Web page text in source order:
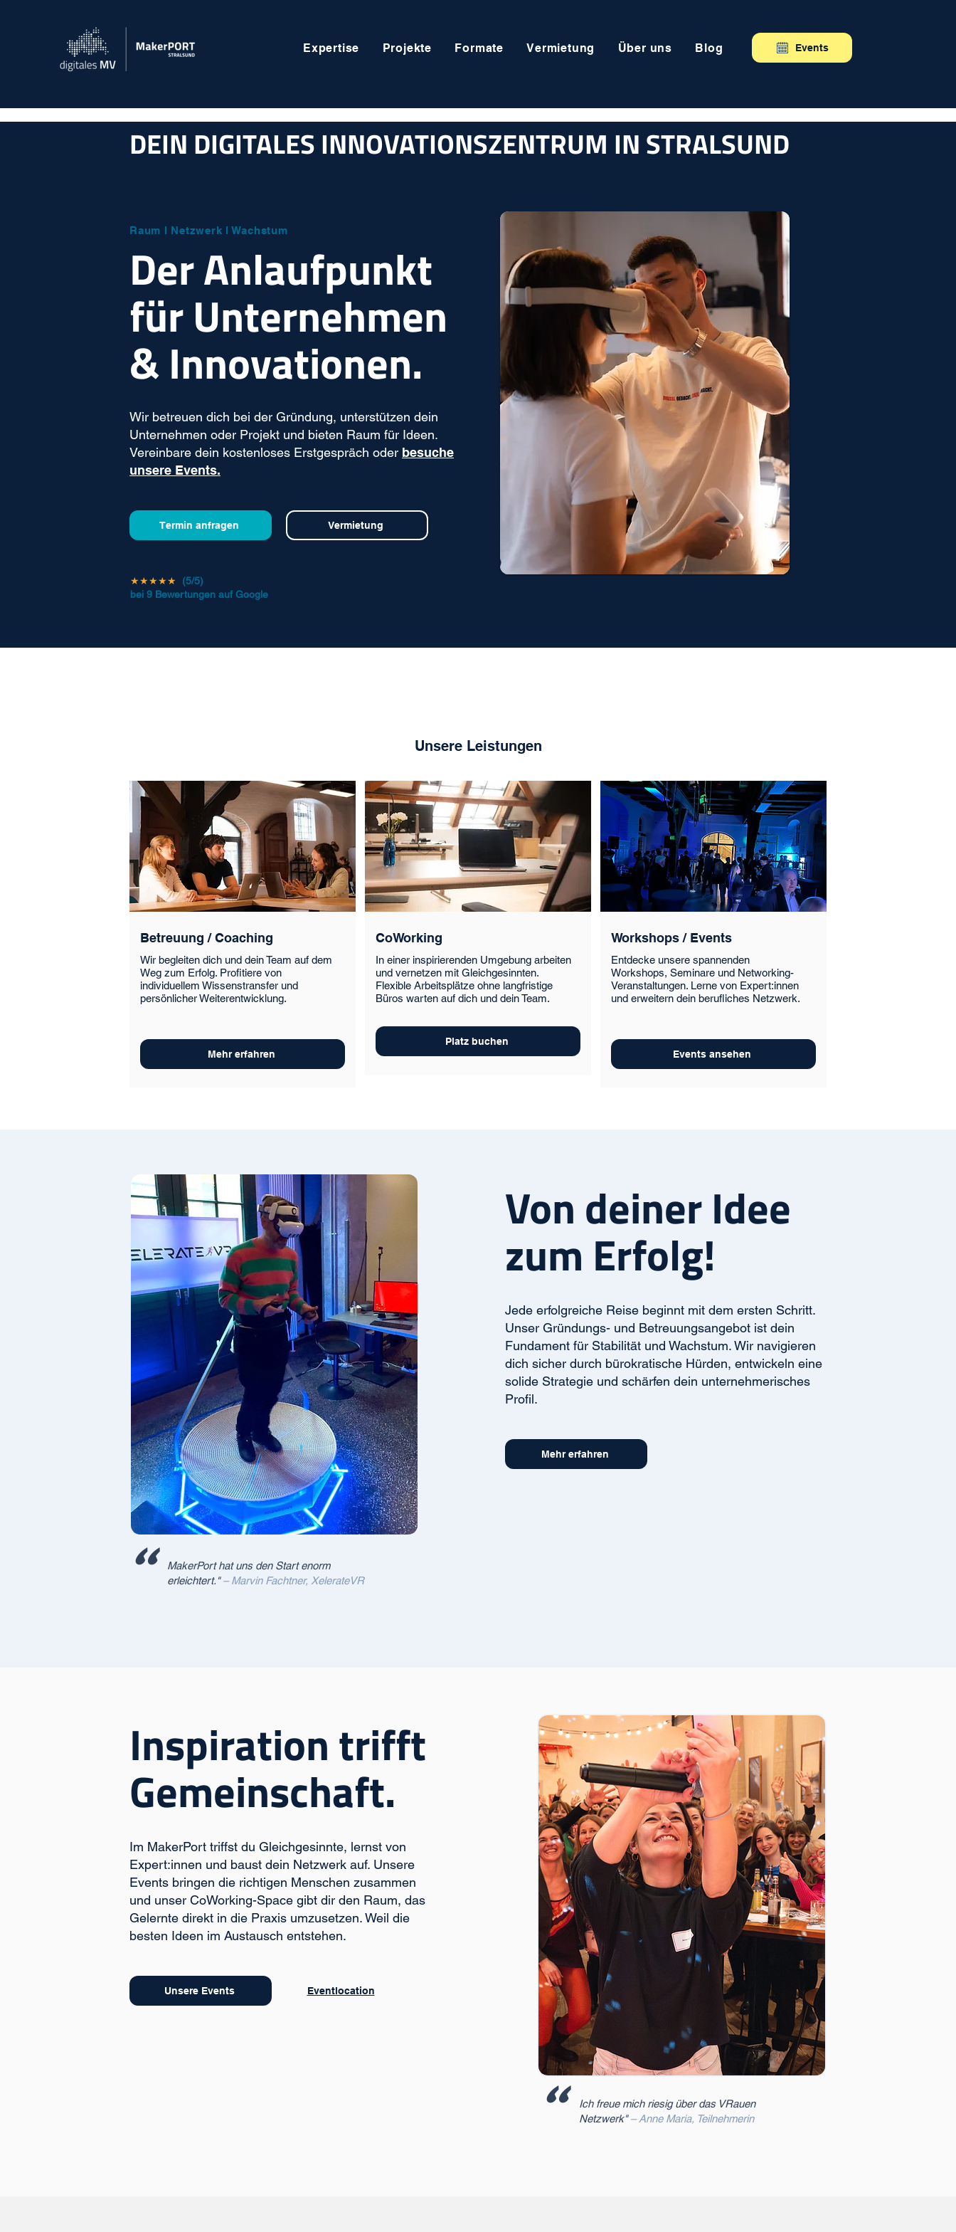
Expertise Projekte Formate Vermietung Über uns Blog Events
DEIN DIGITALES INNOVATIONSZENTRUM IN STRALSUND
Raum l Netzwerk l Wachstum
Der Anlaufpunkt
für Unternehmen
& Innovationen.
Wir betreuen dich bei der Gründung, unterstützen dein
Unternehmen oder Projekt und bieten Raum für Ideen.
Vereinbare dein kostenloses Erstgespräch oder besuche
unsere Events.
Termin anfragen Vermietung
★★★★★ (5/5)
bei 9 Bewertungen auf Google
Unsere Leistungen
Betreuung / Coaching
Wir begleiten dich und dein Team auf dem
Weg zum Erfolg. Profitiere von
individuellem Wissenstransfer und
persönlicher Weiterentwicklung.
Mehr erfahren
CoWorking
In einer inspirierenden Umgebung arbeiten
und vernetzen mit Gleichgesinnten.
Flexible Arbeitsplätze ohne langfristige
Büros warten auf dich und dein Team.
Platz buchen
Workshops / Events
Entdecke unsere spannenden
Workshops, Seminare und Networking-
Veranstaltungen. Lerne von Expert:innen
und erweitern dein berufliches Netzwerk.
Events ansehen
MakerPort hat uns den Start enorm
erleichtert."– Marvin Fachtner, XelerateVR
"
Von deiner Idee
zum Erfolg!
Jede erfolgreiche Reise beginnt mit dem ersten Schritt.
Unser Gründungs- und Betreuungsangebot ist dein
Fundament für Stabilität und Wachstum. Wir navigieren
dich sicher durch bürokratische Hürden, entwickeln eine
solide Strategie und schärfen dein unternehmerisches
Profil.
Mehr erfahren
Inspiration trifft
Gemeinschaft.
Im MakerPort triffst du Gleichgesinnte, lernst von
Expert:innen und baust dein Netzwerk auf. Unsere
Events bringen die richtigen Menschen zusammen
und unser CoWorking-Space gibt dir den Raum, das
Gelernte direkt in die Praxis umzusetzen. Weil die
besten Ideen im Austausch entstehen.
Unsere Events Eventlocation
Ich freue mich riesig über das VRauen
Netzwerk"– Anne Maria, Teilnehmerin
"